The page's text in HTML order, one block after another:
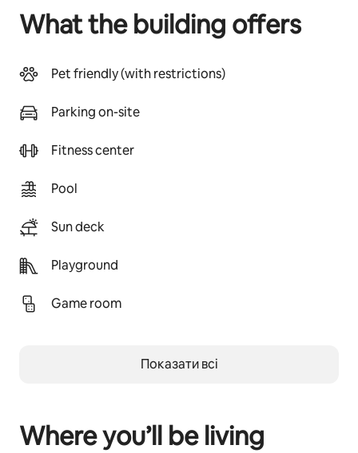
What the building offers
Pet friendly (with restrictions)
Parking on-site
Fitness center
Pool
Sun deck
Playground
Game room
Показати всі
Where you’ll be living